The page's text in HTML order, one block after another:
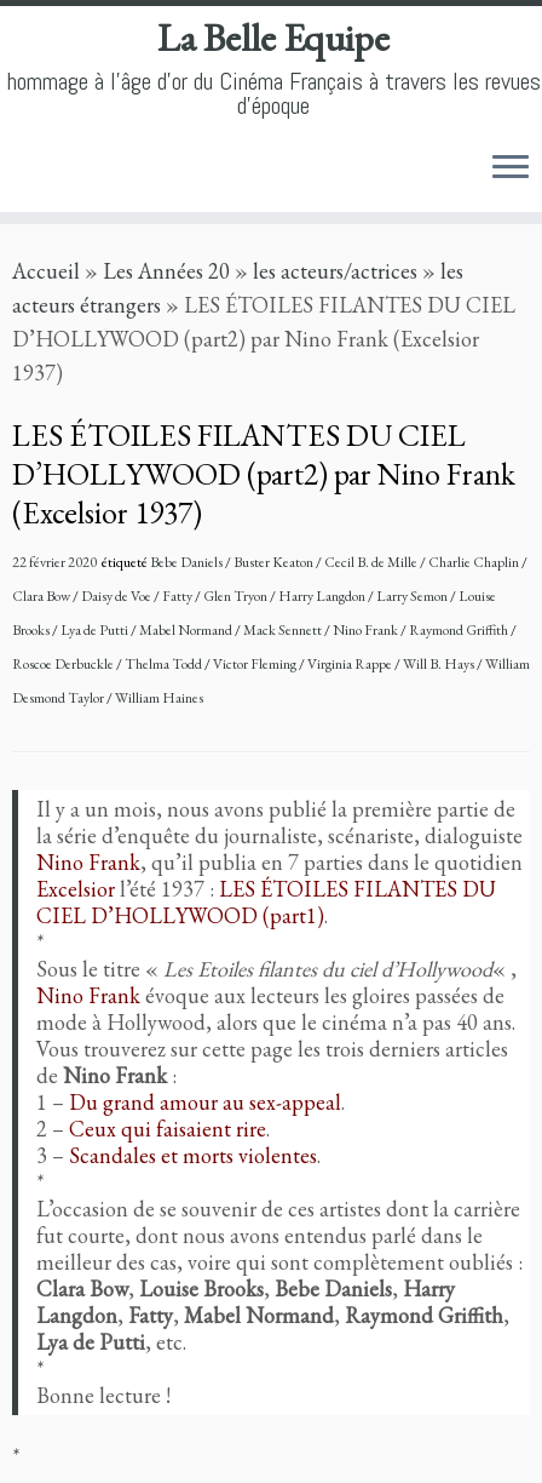
to
content
La Belle Equipe
hommage à l'âge d'or du Cinéma Français à travers les revues
d'époque
Accueil » Les Années 20 » les acteurs/actrices » les
acteurs étrangers » LES ÉTOILES FILANTES DU CIEL
D’HOLLYWOOD (part2) par Nino Frank (Excelsior
1937)
LES ÉTOILES FILANTES DU CIEL
D’HOLLYWOOD (part2) par Nino Frank
(Excelsior 1937)
22 février 2020 étiqueté Bebe Daniels/Buster Keaton/Cecil B. de Mille/Charlie Chaplin/
Clara Bow/Daisy de Voe/Fatty/Glen Tryon/Harry Langdon/Larry Semon/Louise
Brooks/Lya de Putti/Mabel Normand/Mack Sennett/Nino Frank/Raymond Griffith/
Roscoe Derbuckle/Thelma Todd/Victor Fleming/Virginia Rappe/Will B. Hays/William
Desmond Taylor/William Haines
Il y a un mois, nous avons publié la première partie de
la série d’enquête du journaliste, scénariste, dialoguiste
Nino Frank, qu’il publia en 7 parties dans le quotidien
Excelsiorl’été 1937 : LES ÉTOILES FILANTES DU
CIEL D’HOLLYWOOD (part1).
*
Sous le titre « Les Etoiles filantes du ciel d’Hollywood« ,
Nino Frankévoque aux lecteurs les gloires passées de
mode à Hollywood, alors que le cinéma n’a pas 40 ans.
Vous trouverez sur cette page les trois derniers articles
de Nino Frank:
1 – Du grand amour au sex-appeal.
2 – Ceux qui faisaient rire.
3 – Scandales et morts violentes.
*
L’occasion de se souvenir de ces artistes dont la carrière
fut courte, dont nous avons entendus parlé dans le
meilleur des cas, voire qui sont complètement oubliés :
Clara Bow, Louise Brooks, Bebe Daniels, Harry
Langdon, Fatty, Mabel Normand, Raymond Griffith,
Lya de Putti, etc.
*
Bonne lecture !
*